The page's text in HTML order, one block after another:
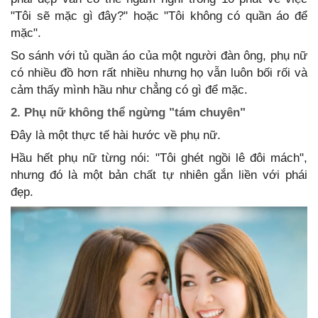
"Tôi sẽ mặc gì đây?" hoặc "Tôi không có quần áo để
mặc".
So sánh với tủ quần áo của một người đàn ông, phụ nữ
có nhiều đồ hơn rất nhiều nhưng họ vẫn luôn bối rối và
cảm thấy mình hầu như chẳng có gì để mặc.
2. Phụ nữ không thể ngừng "tám chuyên"
Đây là một thực tế hài hước về phụ nữ.
Hầu hết phụ nữ từng nói: "Tôi ghét ngồi lê đôi mách",
nhưng đó là một bản chất tự nhiên gắn liền với phái
đẹp.